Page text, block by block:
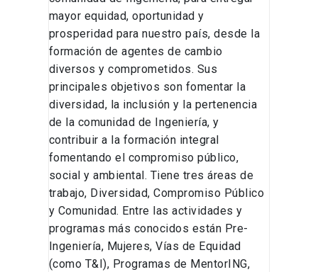
mayor equidad, oportunidad y
prosperidad para nuestro país, desde la
formación de agentes de cambio
diversos y comprometidos. Sus
principales objetivos son fomentar la
diversidad, la inclusión y la pertenencia
de la comunidad de Ingeniería, y
contribuir a la formación integral
fomentando el compromiso público,
social y ambiental. Tiene tres áreas de
trabajo, Diversidad, Compromiso Público
y Comunidad. Entre las actividades y
programas más conocidos están Pre-
Ingeniería, Mujeres, Vías de Equidad
(como T&I), Programas de MentorING,